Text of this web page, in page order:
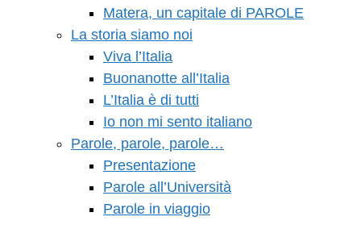
Matera, un capitale di PAROLE
La storia siamo noi
Viva l’Italia
Buonanotte all’Italia
L’Italia è di tutti
Io non mi sento italiano
Parole, parole, parole…
Presentazione
Parole all’Università
Parole in viaggio